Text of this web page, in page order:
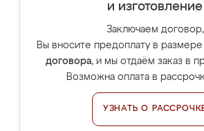
и изготовление
Заключаем договор,
Вы вносите предоплату в размере
договора, и мы отдаём заказ в
Возможна оплата в
УЗНАТЬ О